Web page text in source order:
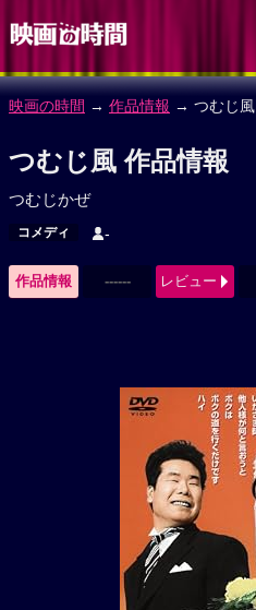
映画の時間 → 作品情報 → つむじ風
つむじ風 作品情報
つむじかぜ
コメディ -
作品情報 ------ レビュー